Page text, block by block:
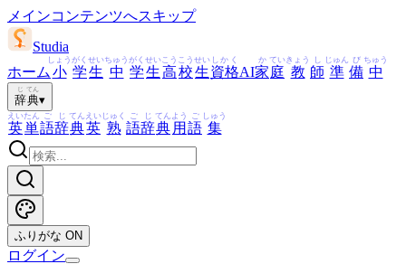
メインコンテンツへスキップ
Studia
ホーム 小
しょう
学
がく
生
せい
中
ちゅう
学
がく
生
せい
高
こう
校
こう
生
せい
資格
しかく
AI家
か
庭
てい
教
きょう
師
し
準
じゅん
備
び
中
ちゅう
辞
じ
典
てん
▾
英
えい
単
たん
語
ご
辞
じ
典
てん
英
えい
熟
じゅく
語
ご
辞
じ
典
てん
用
よう
語
ご
集
しゅう
ふりがな ON
ログイン